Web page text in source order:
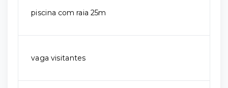
piscina com raia 25m
vaga visitantes